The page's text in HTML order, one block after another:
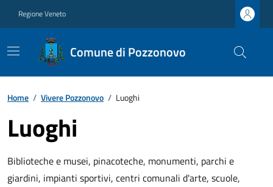
Regione Veneto
Comune di Pozzonovo
Home / Vivere Pozzonovo / Luoghi
Luoghi
Biblioteche e musei, pinacoteche, monumenti, parchi e
giardini, impianti sportivi, centri comunali d'arte, scuole,